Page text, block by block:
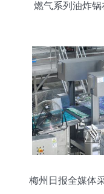
燃气系列油炸
梅州日报全媒体